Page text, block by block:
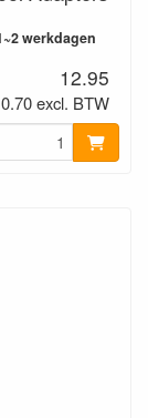
werkdagen
12.95
excl. BTW